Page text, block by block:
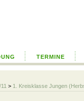
TERMINE
> 1. Kreisklasse Jungen